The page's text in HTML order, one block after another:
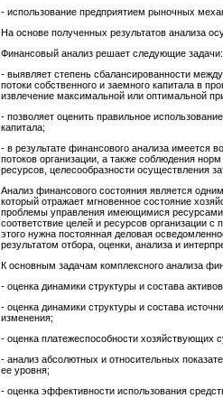
- использование предприятием рыночных
На основе полученных результатов анализа
Финансовый анализ решает следующие задачи:
- выявляет степень сбалансированности
потоки собственного и заемного капитала в
извлечение максимальной или оптимальной
- позволяет оценить правильное
капитала;
- в результате финансового анализа имеется
потоков организации, а также соблюдения
ресурсов, целесообразности осуществления
Анализ финансового состояния является
который отражает мгновенное состояние
проблемы управления имеющимися
соответствие целей и ресурсов организации
этого нужна постоянная деловая
результатом отбора, оценки, анализа и
К основным задачам комплексного анализа
- оценка динамики структуры и состава
- оценка динамики структуры и состава
изменения;
- оценка платежеспособности хозяйствующих
- анализ абсолютных и относительных
ее уровня;
- оценка эффективности использования